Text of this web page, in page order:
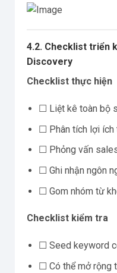
4.2. Checklist triển
Discovery
Checklist thực hiện
☐ Liệt kê toàn bộ
☐ Phân tích lợi ích
☐ Phỏng vấn
☐ Ghi nhận ngôn
☐ Gom nhóm từ
Checklist kiểm tra
☐ Seed keyword
☐ Có thể mở rộng